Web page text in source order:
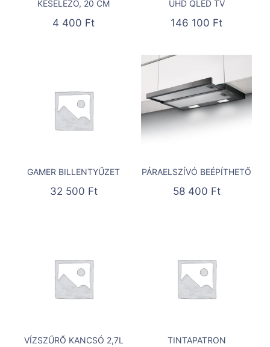
KÉSÉLEZŐ, 20 CM
4 400 Ft
UHD QLED TV
146 100 Ft
GAMER BILLENTYŰZET
32 500 Ft
PÁRAELSZÍVÓ BEÉPÍTHETŐ
58 400 Ft
VÍZSZŰRŐ KANCSÓ 2,7L
TINTAPATRON